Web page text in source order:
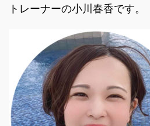
トレーナーの小川春香です。